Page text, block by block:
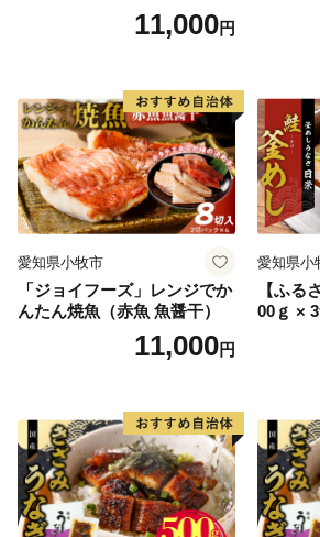
下記のURLよりオンラインによる申
■自治体マイページ https://
※「オンライン申請」には、マイナ
イナポータルアプリ」、アプリが利
です
■マイナポータルアプリ
myna.go.jp/SCK0101_03_001/
◆ご確認ください◆
なお、返礼品のご贈答用の発送には
ん。 また、寄附お申込みのキャンセ
更・返品はできません。ご了承くだ
11,000円
愛知県小牧市
「ジョイフーズ」レンジでか
んたん焼魚（赤魚 魚醤干）
11,000円
愛知県小
【ふる
00ｇ ×
速冷凍
理 食
り寄せ
送料無